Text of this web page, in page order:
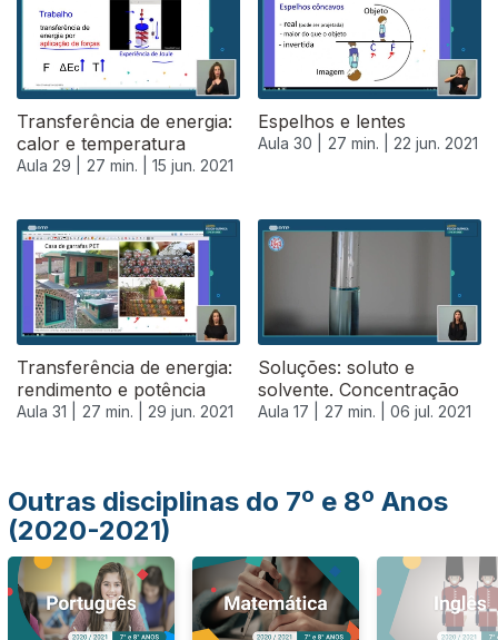
Transferência de energia:
calor e temperatura
Aula 29 | 27 min. | 15 jun. 2021
Espelhos e lentes
Aula 30 | 27 min. | 22 jun. 2021
Transferência de energia:
rendimento e potência
Aula 31 | 27 min. | 29 jun. 2021
Soluções: soluto e
solvente. Concentração
Aula 17 | 27 min. | 06 jul. 2021
555810
Outras disciplinas do 7º e 8º Anos
(2020-2021)